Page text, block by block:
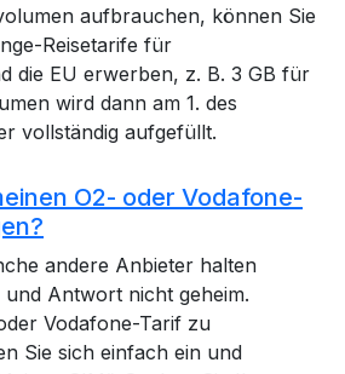
aufbrauchen, können Sie
Reisetarife für
die EU erwerben, z. B. 3 GB für
wird dann am 1. des
vollständig aufgefüllt.
O2- oder Vodafone-
andere Anbieter halten
und Antwort nicht geheim.
Vodafone-Tarif zu
Sie sich einfach ein und